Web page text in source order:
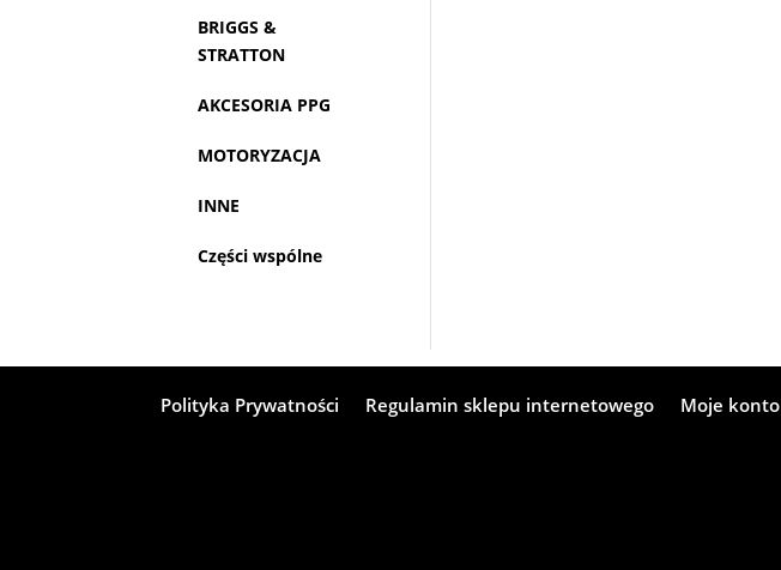
BRIGGS &
STRATTON
AKCESORIA PPG
MOTORYZACJA
INNE
Części wspólne
Polityka Prywatności Regulamin sklepu internetowego Moje konto